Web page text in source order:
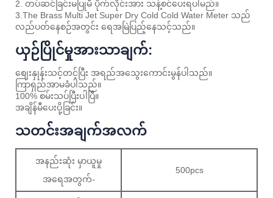
2. တပ်ဆင်ခြင်းမပြုမီ ပိုက်လိုင်းအား သန့်စင်ပေးရပါမည်။
3.The Brass Multi Jet Super Dry Cold Cold Water Meter သည်
လည်ပတ်နေစဉ်အတွင်း ရေအမြဲပြည့်နေသင့်သည်။
ယှဉ်ပြိုင်မှုအားသာချက်:
စျေးနှုန်းသင့်တင့်ပြီး အရည်အသွေးကောင်းမွန်ပါသည်။
ကြာရှည်အာမခံပါသည်။
100% စမ်းသပ်ပြီးပါပြီ။
အချိန်မီပေးပို့ခြင်း။
သတင်းအချက်အလက်
အနည်းဆုံး မှာယူမှု
အရေအတွက်-
500pcs